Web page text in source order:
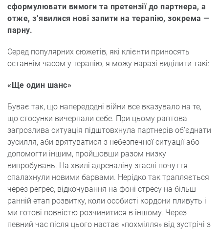
сформулювати вимоги та претензії до партнера, а
отже, з’явилися нові запити на терапію, зокрема —
парну.
Серед популярних сюжетів, які клієнти приносять
останнім часом у терапію, я можу наразі виділити такі:
«Ще один шанс»
Буває так, що напередодні війни все вказувало на те,
що стосунки вичерпали себе. При цьому раптова
загрозлива ситуація підштовхнула партнерів об’єднати
зусилля, аби врятуватися з небезпечної ситуації або
допомогти іншим, пройшовши разом низку
випробувань. На хвилі адреналіну згаслі почуття
спалахнули новими барвами. Нерідко так трапляється
через регрес, відкочування на фоні стресу на більш
ранній етап розвитку, коли особисті кордони пливуть і
ми готові повністю розчинитися в іншому. Через
певний час після цього настає «похмілля» від зустрічі з